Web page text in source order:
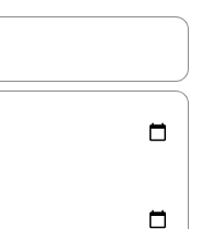
navega con las